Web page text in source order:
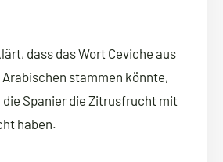
dass das Wort Ceviche aus
stammen könnte,
Spanier die Zitrusfrucht mit
haben.